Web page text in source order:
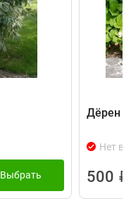
Выбрать
Дёрен
Нет в
500 ₽